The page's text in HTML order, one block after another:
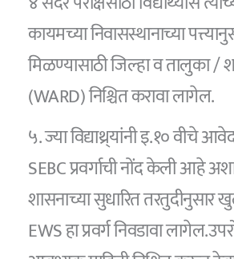
कायमच्या निवासस्थानाच्या
मिळण्यासाठी जिल्हा व तालुका /
(WARD) निश्चित करावा लागेल.
५. ज्या विद्याथ्र्यांनी इ.१० वीचे
SEBC प्रवर्गाची नोंद केली आहे अशा
शासनाच्या सुधारित तरतुदीनुसार
EWS हा प्रवर्ग निवडावा